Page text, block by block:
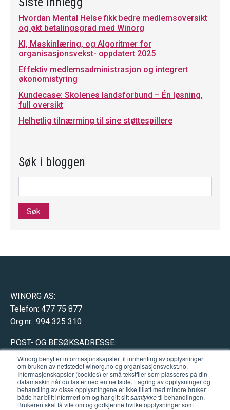
Winorg benytter informasjonskapsler til innhenting av opplysninger
om bruken av nettstedet winorg.no og organisasjonsvekst.no.
Informasjonskapsler (cookies) er små tekstfiler som plasseres på din
datamaskin når du laster ned en nettside. Lagring av opplysninger og
behandling av disse opplysningene er ikke tillatt med mindre bruker
både har blitt informert om og har gitt sittsamtykketil behandlingen.
Brukeren skal få vite om og godkjenne hvilke opplysninger som
Hvordan Mental Helse fikk bedre medlemsoversikt
og økt betalingsgrad med Winorg
KI, Maskinlæring, og Algoritmer for
organisasjonsvekst- oppdatert 2025
Effektiv medlemsadministrasjon og integrert
økonomistyring
Kundecase: Skolenes landsforbund – Én løsning,
full oversikt
Helhetlig tilnærming til sine støttespillere
Søk i bloggen
Søk
WINORG AS:
Telefon: 477 75 877
Org.nr.: 994 325 310
POST- OG BESØKSADRESSE:
Hausmannsgate 17
0182 Oslo (åpne kart)